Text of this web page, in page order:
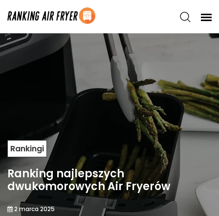
Rankingi
Ranking najlepszych
dwukomorowych Air Fryerów
2 marca 2025